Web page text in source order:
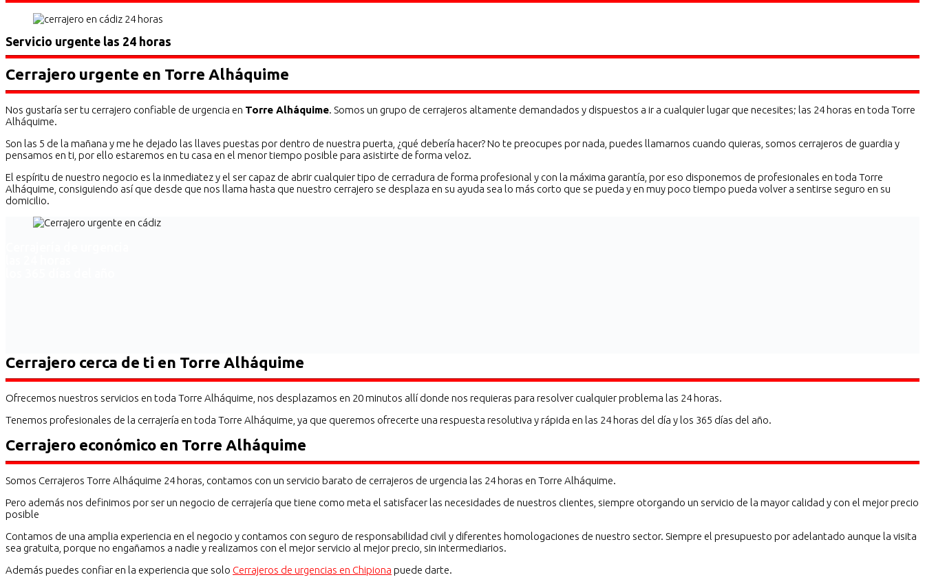
Servicio urgente las 24 horas
Cerrajero urgente en Torre Alháquime
Nos gustaría ser tu cerrajero confiable de urgencia en Torre Alháquime. Somos un grupo de cerrajeros altamente demandados y dispuestos a ir a cualquier lugar que necesites; las 24 horas en toda Torre
Alháquime.
Son las 5 de la mañana y me he dejado las llaves puestas por dentro de nuestra puerta, ¿qué debería hacer? No te preocupes por nada, puedes llamarnos cuando quieras, somos cerrajeros de guardia y
pensamos en ti, por ello estaremos en tu casa en el menor tiempo posible para asistirte de forma veloz.
El espíritu de nuestro negocio es la inmediatez y el ser capaz de abrir cualquier tipo de cerradura de forma profesional y con la máxima garantía, por eso disponemos de profesionales en toda Torre
Alháquime, consiguiendo así que desde que nos llama hasta que nuestro cerrajero se desplaza en su ayuda sea lo más corto que se pueda y en muy poco tiempo pueda volver a sentirse seguro en su
domicilio.
Cerrajero cerca de ti en Torre Alháquime
Ofrecemos nuestros servicios en toda Torre Alháquime, nos desplazamos en 20 minutos allí donde nos requieras para resolver cualquier problema las 24 horas.
Tenemos profesionales de la cerrajería en toda Torre Alháquime, ya que queremos ofrecerte una respuesta resolutiva y rápida en las 24 horas del día y los 365 días del año.
Cerrajero económico en Torre Alháquime
Somos Cerrajeros Torre Alháquime 24 horas, contamos con un servicio barato de cerrajeros de urgencia las 24 horas en Torre Alháquime.
Pero además nos definimos por ser un negocio de cerrajería que tiene como meta el satisfacer las necesidades de nuestros clientes, siempre otorgando un servicio de la mayor calidad y con el mejor precio
posible
Contamos de una amplia experiencia en el negocio y contamos con seguro de responsabilidad civil y diferentes homologaciones de nuestro sector. Siempre el presupuesto por adelantado aunque la visita
sea gratuita, porque no engañamos a nadie y realizamos con el mejor servicio al mejor precio, sin intermediarios.
Además puedes confiar en la experiencia que solo Cerrajeros de urgencias en Chipiona puede darte.